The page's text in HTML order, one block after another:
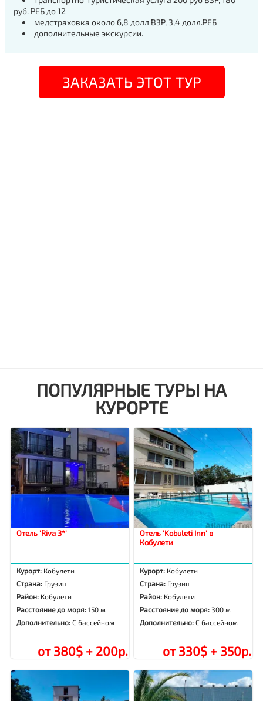
руб. РЕБ до 12
медстраховка около 6,8 долл ВЗР, 3,4 долл.РЕБ
дополнительные экскурсии.
ЗАКАЗАТЬ ЭТОТ ТУР
ПОПУЛЯРНЫЕ ТУРЫ НА
КУРОРТЕ
Отель 'Riva 3*'
Курорт: Кобулети
Страна: Грузия
Район: Кобулети
Расстояние до моря:150 м
Дополнительно:С бассейном
от 380$ + 200р.
Отель 'Kobuleti Inn' в
Кобулети
Курорт: Кобулети
Страна: Грузия
Район: Кобулети
Расстояние до моря: 300 м
Дополнительно:С бассейном
от 330$ + 350р.